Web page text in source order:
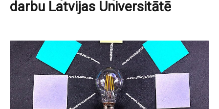
darbu Latvijas Universitātē